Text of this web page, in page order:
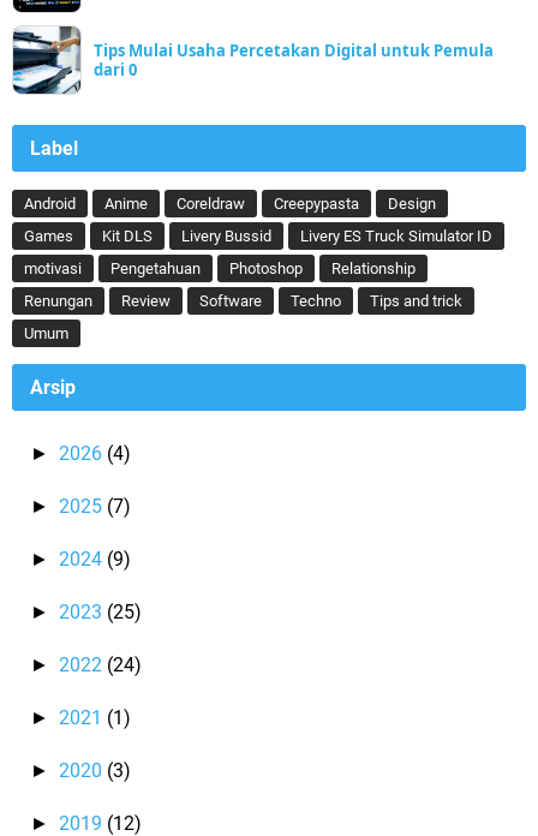
Tips Mulai Usaha Percetakan Digital untuk Pemula
dari 0
Label
Android Anime Coreldraw Creepypasta
Design
Games
Kit DLS Livery Bussid
Livery ES Truck Simulator ID
motivasi
Pengetahuan Photoshop
Relationship
Renungan
Review Software Techno
Tips and trick
Umum
Arsip
► 2026 (4)
► 2025 (7)
► 2024 (9)
► 2023 (25)
► 2022 (24)
► 2021 (1)
► 2020 (3)
► 2019 (12)